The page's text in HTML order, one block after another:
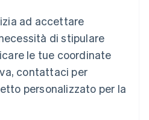
ad accettare
di stipulare
le tue coordinate
contattaci per
personalizzato per la